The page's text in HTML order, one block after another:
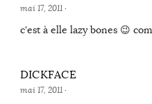
mai 17, 2011·
c'est à elle lazy bones 😉
DICKFACE
mai 17, 2011·